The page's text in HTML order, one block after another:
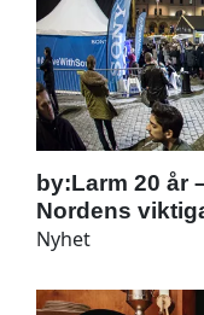
by:Larm 20 år
Nordens
Nyhet